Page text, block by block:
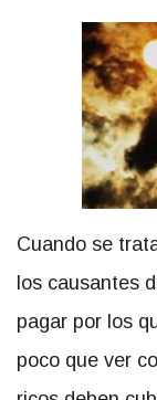
Cuando se
los causantes
pagar por los
poco que ver